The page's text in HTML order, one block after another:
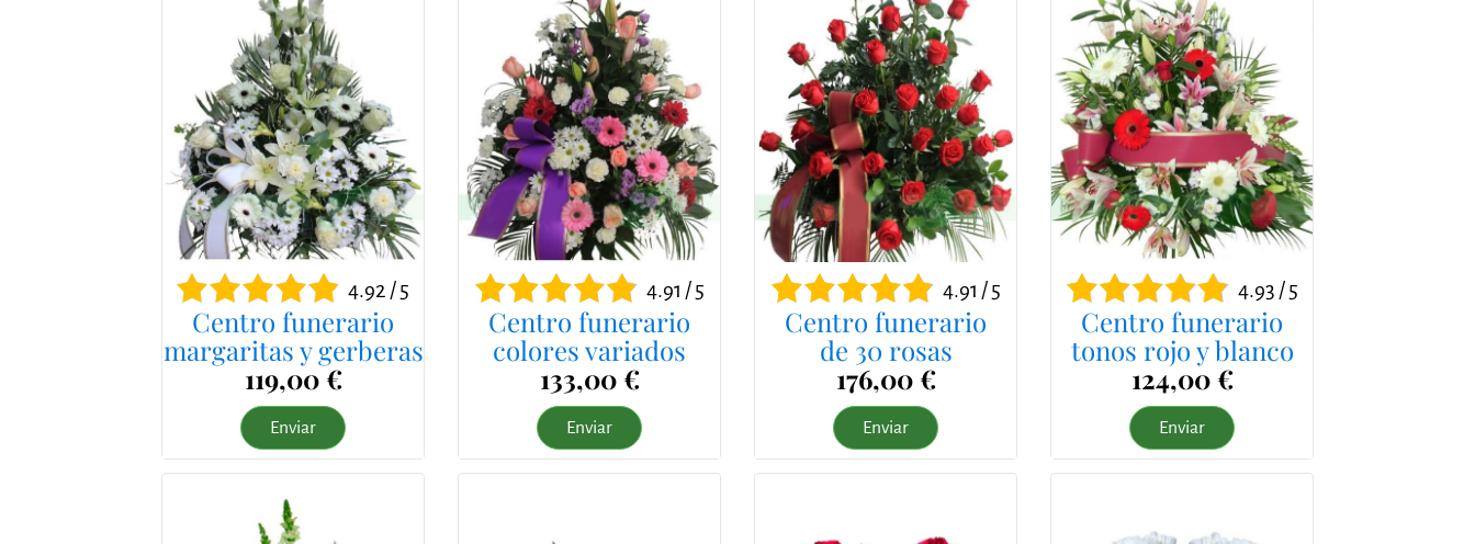
4.92 / 5
Centro funerario
margaritas y gerberas
119,00 €
Enviar
4.91 / 5
Centro funerario
colores variados
133,00 €
Enviar
4.91 / 5
Centro funerario
de 30 rosas
176,00 €
Enviar
4.93 / 5
Centro funerario
tonos rojo y blanco
124,00 €
Enviar